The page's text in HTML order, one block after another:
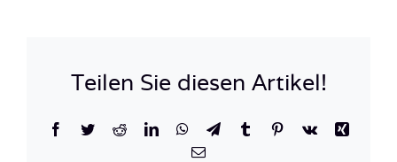
Teilen Sie diesen Artikel!
Facebook
TwitterRedditLinkedInWhatsApp
TelegramTumblrPinterest
Vk
Xing
E-